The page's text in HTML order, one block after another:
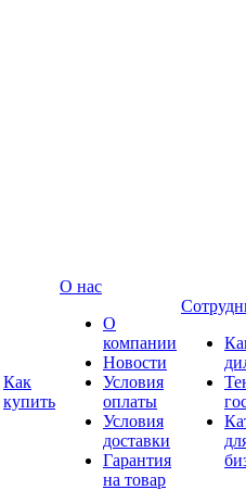
Как
купить
О нас
О
компании
Новости
Условия
оплаты
Условия
доставки
Гарантия
на товар